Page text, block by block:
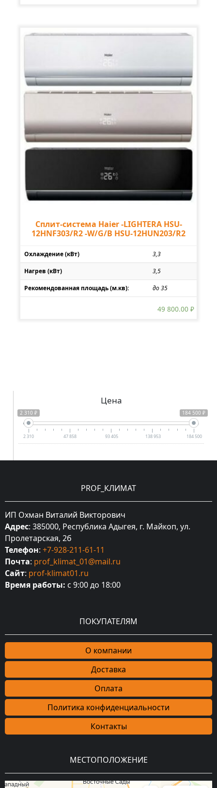
Сплит-система Haier -LIGHTERA HSU-
12HNF303/R2 -W/G/B HSU-12HUN203/R2
Охлаждение (кВт) 3,3
Нагрев (кВт) 3,5
Рекомендованная площадь (м.кв): до 35
49 800.00 ₽
Цена
2 310 ₽ 184 500 ₽
2 310 47 858 93 405 138 953 184 500
PROF_КЛИМАТ
ИП Охман Виталий Викторович
Адрес: 385000, Республика Адыгея, г. Майкоп, ул.
Пролетарская, 2б
Телефон: +7-928-211-61-11
Почта: prof_klimat_01@mail.ru
Сайт: prof-klimat01.ru
Время работы: с 9:00 до 18:00
ПОКУПАТЕЛЯМ
О компании
Доставка
Оплата
Политика конфиденциальности
Контакты
МЕСТОПОЛОЖЕНИЕ